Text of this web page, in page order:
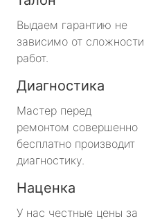
Выдаем гарантию не
зависимо от сложности
работ.
Диагностика
Мастер перед
ремонтом совершенно
бесплатно производит
диагностику.
Наценка
У нас честные цены за